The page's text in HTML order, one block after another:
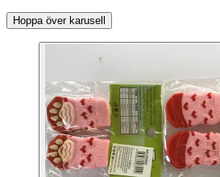
Hoppa över karusell